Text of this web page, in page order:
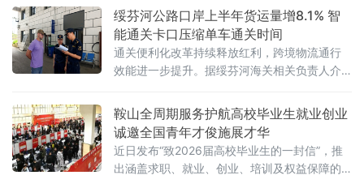
村厅、省商务厅、省文化和旅游厅共同主办，
牡丹江市妇联、绥芬河市妇联等单位承办，旨
在落实全国妇联“支持女性在新业态就业增收”部
署，推进“数字龙江”与巾帼电商技能提升行动深
度融合。
绥芬河公路口岸上半年货运量增8.1% 智
能通关卡口压缩单车通关时间
通关便利化改革持续释放红利，跨境物流通行
效能进一步提升。据绥芬河海关相关负责人介
务的系列举措。今年以来，绥芬河海关全面推
广应用进境智能卡口通关系统，升级智能查验
设备，实现驾驶员无感核验、车辆信息自动比
对，有效压缩单车通关时间。在公路口岸，跨
境货车
鞍山全周期服务护航高校毕业生就业创业
诚邀全国青年才俊施展才华
近日发布“致2026届高校毕业生的一封信”，推
出涵盖求职、就业、创业、培训及权益保障的